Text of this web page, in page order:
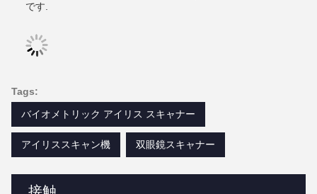
です.
Tags:
バイオメトリック アイリス スキャナー
アイリススキャン機 双眼鏡スキャナー